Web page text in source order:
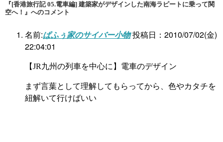
『[香港旅行記 05.電車編] 建築家がデザインした南海ラピートに乗って関
空へ！』へのコメント
名前:ぱふぅ家のサイバー小物投稿日：2010/07/02(金)
22:04:01
【JR九州の列車を中心に】電車のデザイン
まず言葉として理解してもらってから、色やカタチを
紐解いて行けばいい